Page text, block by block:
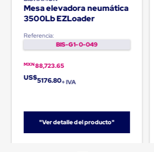
Carton
Plastico
Esquineros
Carton
Esquineros
Soluciones
de
Embalaje
Pad
Plastico
Laminas
Mesa elevadora neumática
3500Lb EZLoader
Referencia:
BIS-G1-0-049
MXN88,723.65
US$5176.80+ IVA
"Ver detalle del producto"